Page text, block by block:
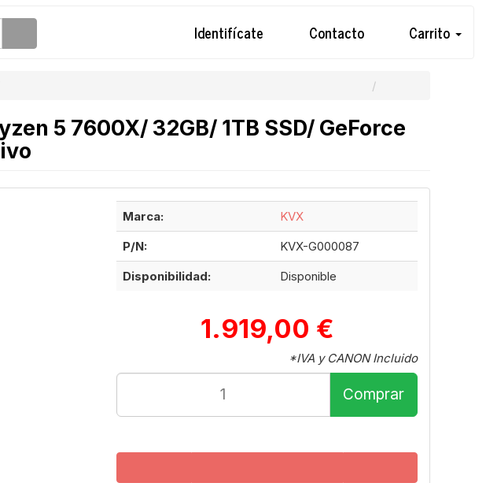
Identifícate Contacto Carrito
5 7600X/ 32GB/ 1TB SSD/ GeForce
Marca:
KVX
P/N:
KVX-G000087
Disponibilidad:
Disponible
1.919,00 €
*IVA y CANON Incluido
Comprar